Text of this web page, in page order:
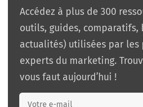
Accédez à plus de 300
outils, guides, comparatifs,
actualités) utilisées par les
experts du marketing.
vous faut aujourd’hui !